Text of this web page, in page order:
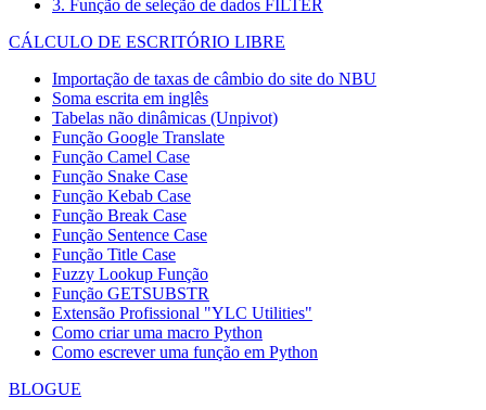
3. Função de seleção de dados FILTER
CÁLCULO DE ESCRITÓRIO LIBRE
Importação de taxas de câmbio do site do NBU
Soma escrita em inglês
Tabelas não dinâmicas (Unpivot)
Função Google Translate
Função Camel Case
Função Snake Case
Função Kebab Case
Função Break Case
Função Sentence Case
Função Title Case
Fuzzy Lookup Função
Função GETSUBSTR
Extensão Profissional "YLC Utilities"
Como criar uma macro Python
Como escrever uma função em Python
BLOGUE